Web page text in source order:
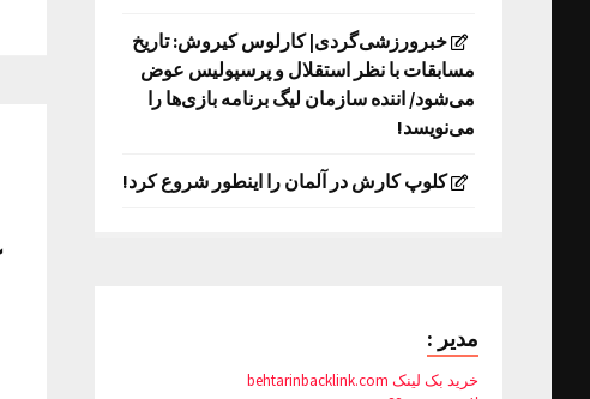
خبرورزشی‌گردی| کارلوس کیروش: تاریخ
مسابقات با نظر استقلال و پرسپولیس عوض
می‌شود/ اننده سازمان لیگ برنامه بازی‌ها را
می‌نویسد!
کلوپ کارش در آلمان را اینطور شروع کرد!
مدیر :
خرید بک لینک behtarinbacklink.com